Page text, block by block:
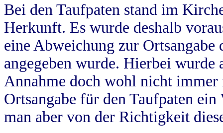
Bei den Taufpaten stand im
Herkunft. Es wurde deshalb
eine Abweichung zur
angegeben wurde. Hierbei wurde
Annahme doch wohl nicht
Ortsangabe für den Taufpaten
man aber von der Richtigkeit